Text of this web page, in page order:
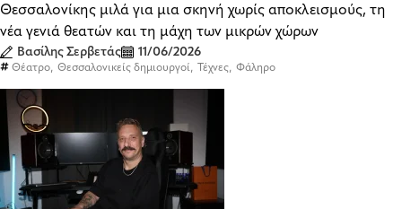
Θεσσαλονίκης μιλά για μια σκηνή χωρίς αποκλεισμούς, τη
νέα γενιά θεατών και τη μάχη των μικρών χώρων
Βασίλης Σερβετάς 11/06/2026
Θέατρο, Θεσσαλονικείς δημιουργοί, Τέχνες, Φάληρο